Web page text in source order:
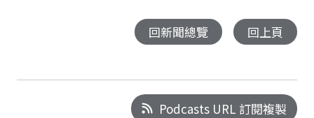
回新聞總覽 回上頁
Podcasts URL 訂閱複製